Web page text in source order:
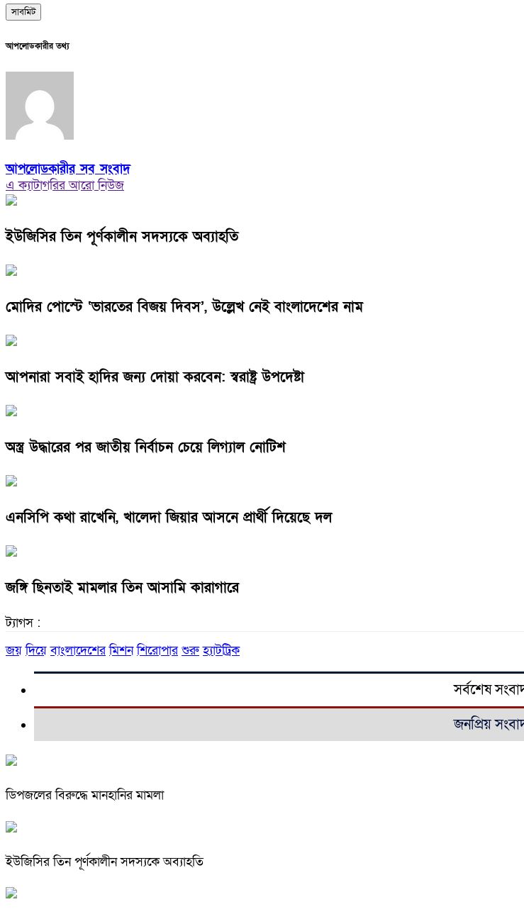
আপলোডকারীর তথ্য
আপলোডকারীর সব সংবাদ
এ ক্যাটাগরির আরো নিউজ
ইউজিসির তিন পূর্ণকালীন সদস্যকে অব্যাহতি
মোদির পোস্টে ‘ভারতের বিজয় দিবস’, উল্লেখ নেই বাংলাদেশের নাম
আপনারা সবাই হাদির জন্য দোয়া করবেন: স্বরাষ্ট্র উপদেষ্টা
অস্ত্র উদ্ধারের পর জাতীয় নির্বাচন চেয়ে লিগ্যাল নোটিশ
এনসিপি কথা রাখেনি, খালেদা জিয়ার আসনে প্রার্থী দিয়েছে দল
জঙ্গি ছিনতাই মামলার তিন আসামি কারাগারে
ট্যাগস :
জয় দিয়ে বাংলাদেশের মিশন শিরোপার শুরু হ্যাটট্রিক
সর্বশেষ
জনপ্রিয়
ডিপজলের বিরুদ্ধে মানহানির মামলা
ইউজিসির তিন পূর্ণকালীন সদস্যকে অব্যাহতি